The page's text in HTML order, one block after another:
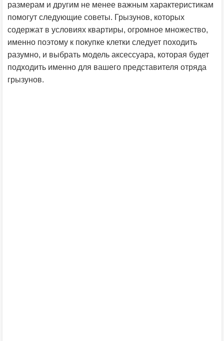
размерам и другим не менее важным характеристикам
помогут следующие советы. Грызунов, которых
содержат в условиях квартиры, огромное множество,
именно поэтому к покупке клетки следует походить
разумно, и выбрать модель аксессуара, которая будет
подходить именно для вашего представителя отряда
грызунов.